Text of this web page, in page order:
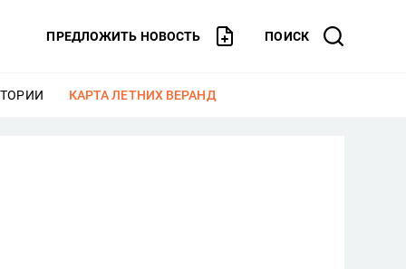
ПРЕДЛОЖИТЬ НОВОСТЬ ПОИСК
ЕЩЕ
КАРТА ЛЕТНИХ ВЕРАНД